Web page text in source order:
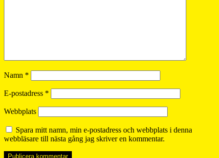
Namn *
E-postadress *
Webbplats
Spara mitt namn, min e-postadress och webbplats i denna
webbläsare till nästa gång jag skriver en kommentar.